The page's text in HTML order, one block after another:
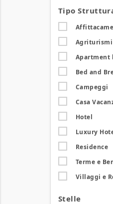
Tipo
Agriturismi
Apartment
Bed and
Campeggi
Casa
Hotel
Luxury
Residence
Terme e
Villaggi e
Stelle